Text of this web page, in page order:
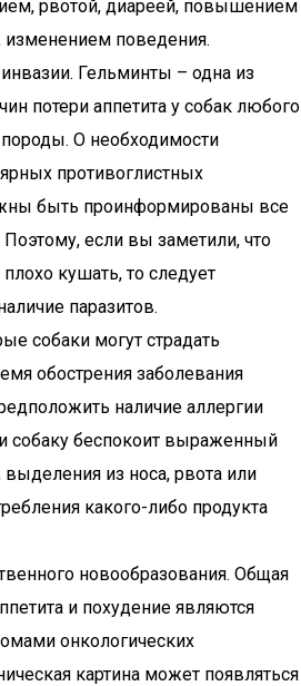
рвотой, диареей, повышением
изменением поведения.
Гельминты – одна из
потери аппетита у собак любого
О необходимости
противоглистных
быть проинформированы все
если вы заметили, что
кушать, то следует
паразитов.
собаки могут страдать
обострения заболевания
наличие аллергии
собаку беспокоит выраженный
выделения из носа, рвота или
какого-либо продукта
новообразования. Общая
и похудение являются
онкологических
картина может появляться